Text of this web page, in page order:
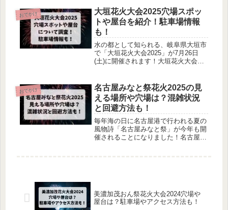
車場の問題が悩みの種となることが多
いです。本記事では、伊東花火大会の
穴場スポットや屋台情報を詳しく紹介
します。
おでかけ
大垣花火大会2025穴場スポッ
トや屋台を紹介！駐車場情報
も！
水の都として知られる、岐阜県大垣市
で「大垣花火大会2025」が7月26日
(土)に開催されます！大垣花火大会
回は、大垣花火大会2025での穴場スポ
ットや屋台などについて調べてみまし
た。
おでかけ
名古屋みなと祭花火2025の見
える場所や穴場は？混雑状況
と回避方法も！
毎年海の日に名古屋港で行われる夏の
風物詩「名古屋みなと祭」が今年も開
催されることになりました！名古屋み
た。
美濃加茂おん祭花火大会2024穴場や
屋台は？駐車場やアクセス方法も！